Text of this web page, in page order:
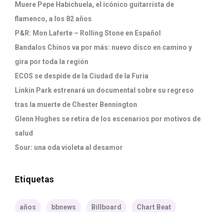
Muere Pepe Habichuela, el icónico guitarrista de
flamenco, a los 82 años
P&R: Mon Laferte – Rolling Stone en Español
Bandalos Chinos va por más: nuevo disco en camino y
gira por toda la región
ECOS se despide de la Ciudad de la Furia
Linkin Park estrenará un documental sobre su regreso
tras la muerte de Chester Bennington
Glenn Hughes se retira de los escenarios por motivos de
salud
Sour: una oda violeta al desamor
Etiquetas
años bbnews Billboard Chart Beat